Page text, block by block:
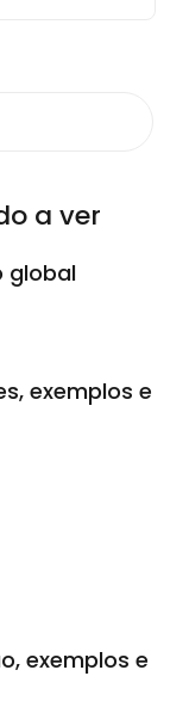
a ver
global
exemplos e
exemplos e